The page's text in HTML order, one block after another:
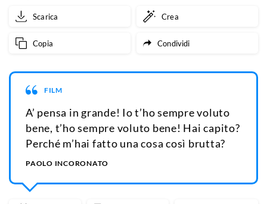
Scarica Crea
Copia Condividi
FILM
A’ pensa in grande! Io t’ho sempre voluto
bene, t’ho sempre voluto bene! Hai capito?
Perché m’hai fatto una cosa così brutta?
PAOLO INCORONATO